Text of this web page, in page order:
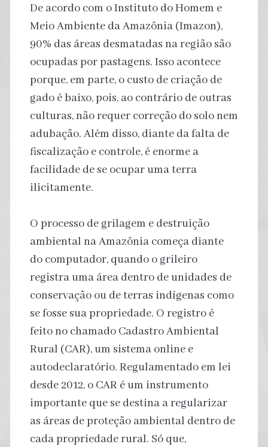
De acordo com o Instituto do Homem e
Meio Ambiente da Amazônia (Imazon),
90% das áreas desmatadas na região são
ocupadas por pastagens. Isso acontece
porque, em parte, o custo de criação de
gado é baixo, pois, ao contrário de outras
culturas, não requer correção do solo nem
adubação. Além disso, diante da falta de
fiscalização e controle, é enorme a
facilidade de se ocupar uma terra
ilicitamente.
O processo de grilagem e destruição
ambiental na Amazônia começa diante
do computador, quando o grileiro
registra uma área dentro de unidades de
conservação ou de terras indígenas como
se fosse sua propriedade. O registro é
feito no chamado Cadastro Ambiental
Rural (CAR), um sistema online e
autodeclaratório. Regulamentado em lei
desde 2012, o CAR é um instrumento
importante que se destina a regularizar
as áreas de proteção ambiental dentro de
cada propriedade rural. Só que,